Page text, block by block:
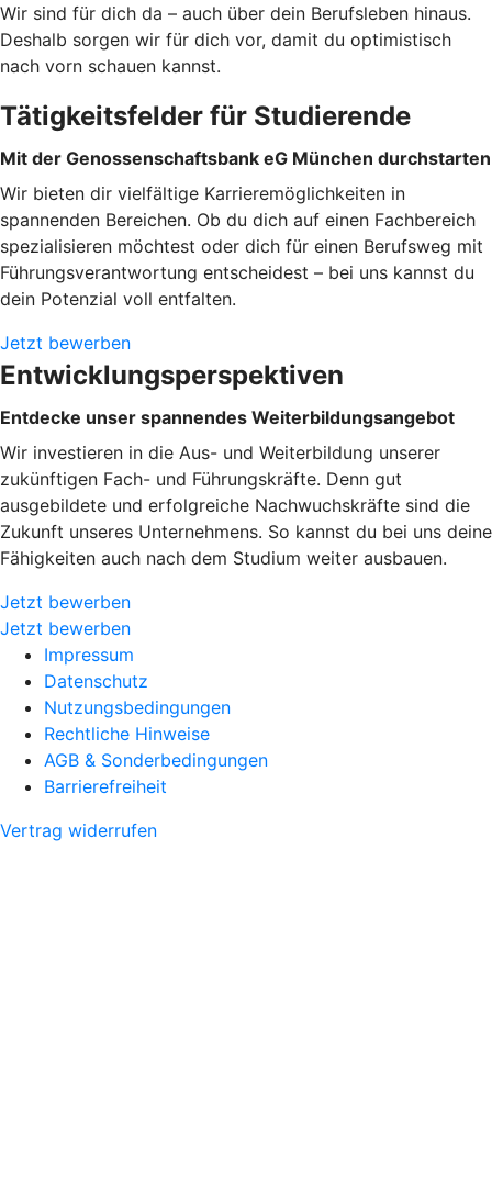
Wir sind für dich da – auch über dein Berufsleben hinaus.
Deshalb sorgen wir für dich vor, damit du optimistisch
nach vorn schauen kannst.
Tätigkeitsfelder für Studierende
Mit der Genossenschaftsbank eG München durchstarten
Wir bieten dir vielfältige Karrieremöglichkeiten in
spannenden Bereichen. Ob du dich auf einen Fachbereich
spezialisieren möchtest oder dich für einen Berufsweg mit
Führungsverantwortung entscheidest – bei uns kannst du
dein Potenzial voll entfalten.
Jetzt bewerben
Entwicklungsperspektiven
Entdecke unser spannendes Weiterbildungsangebot
Wir investieren in die Aus- und Weiterbildung unserer
zukünftigen Fach- und Führungskräfte. Denn gut
ausgebildete und erfolgreiche Nachwuchskräfte sind die
Zukunft unseres Unternehmens. So kannst du bei uns deine
Fähigkeiten auch nach dem Studium weiter ausbauen.
Jetzt bewerben
Jetzt bewerben
Impressum
Datenschutz
Nutzungsbedingungen
Rechtliche Hinweise
AGB & Sonderbedingungen
Barrierefreiheit
Vertrag widerrufen